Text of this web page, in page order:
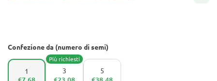
Confezione da (numero di semi)
1 3
Più richiesti
5